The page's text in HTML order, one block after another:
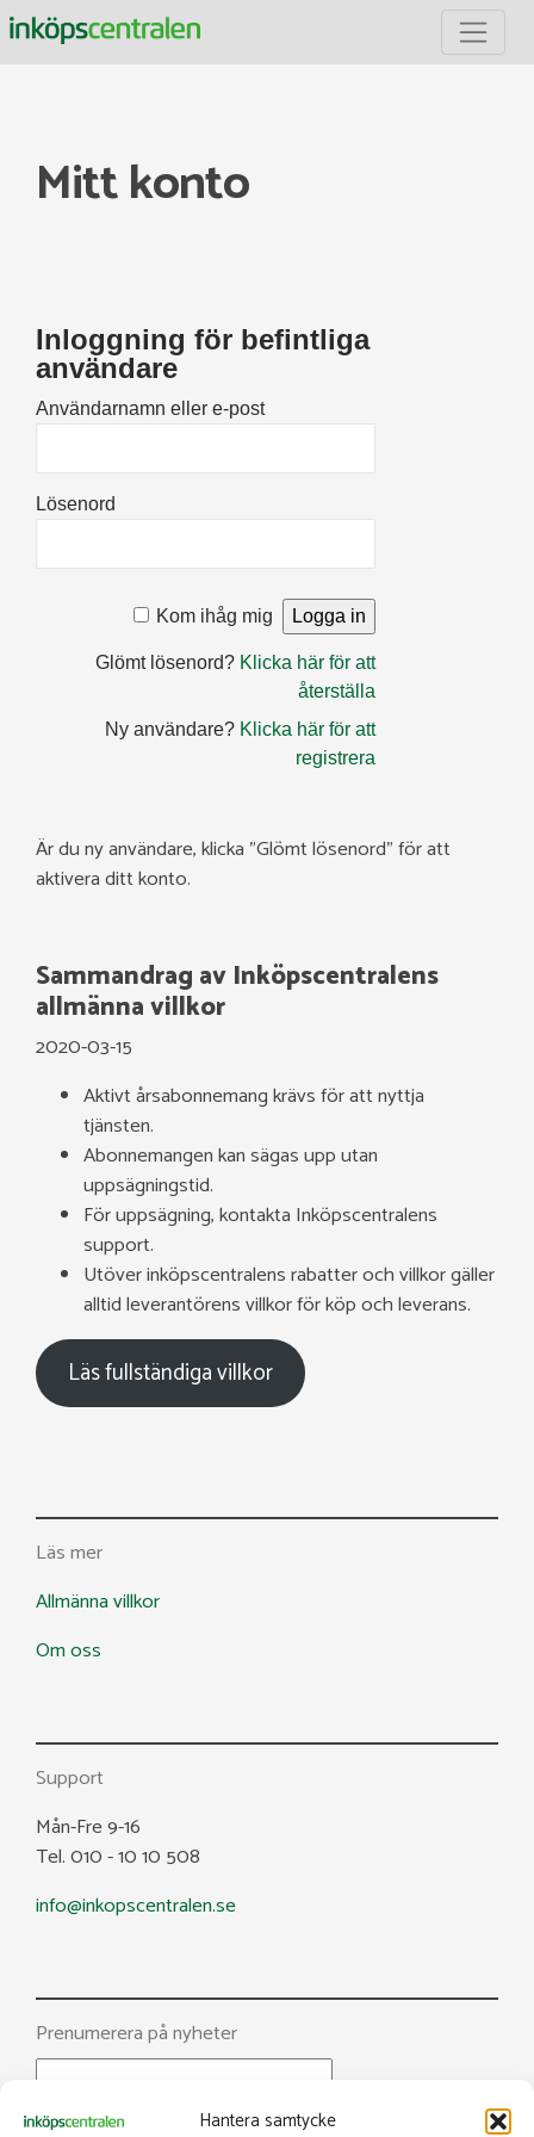
Hantera samtycke
Mitt konto
Inloggning för befintliga
användare
Användarnamn eller e-post
Lösenord
Kom ihåg mig
Glömt lösenord? Klicka här för att
återställa
Ny användare? Klicka här för att
registrera
Är du ny användare, klicka ”Glömt lösenord” för att
aktivera ditt konto.
Sammandrag av Inköpscentralens
allmänna villkor
2020-03-15
Aktivt årsabonnemang krävs för att nyttja
tjänsten.
Abonnemangen kan sägas upp utan
uppsägningstid.
För uppsägning, kontakta Inköpscentralens
support.
Utöver inköpscentralens rabatter och villkor gäller
alltid leverantörens villkor för köp och leverans.
Läs fullständiga villkor
Läs mer
Allmänna villkor
Om oss
Support
Mån-Fre 9-16
Tel. 010 - 10 10 508
info@inkopscentralen.se
Prenumerera på nyheter